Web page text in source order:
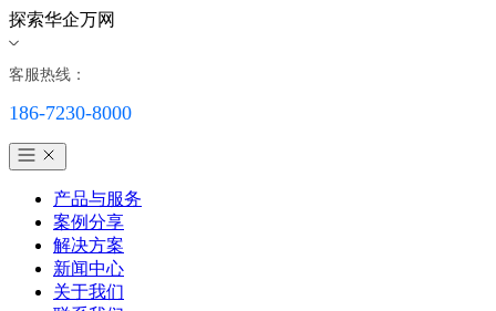
探索华企万网
客服热线：
186-7230-8000
产品与服务
案例分享
解决方案
新闻中心
关于我们